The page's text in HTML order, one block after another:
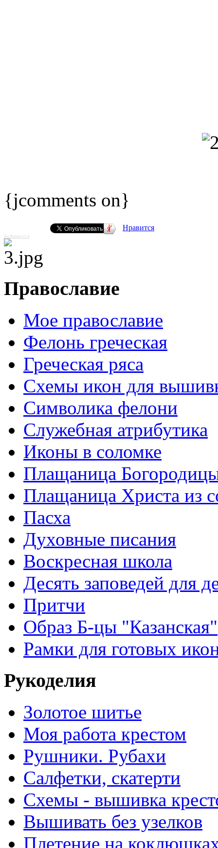
{jcomments on}
Нравится
SocButtons v1.4
Православие
Мое православие
Фелонь греческая
Греческая ряса
Схемы икон для
Символика фелони
Служебная атрибутика
Иконы в соломке
Плащаница
Плащаница Христа из
Пасха
Духовные писания
Воскресная школа
Десять заповедей для
Притчи
Образ Б-цы "Казанская"
Рамки для готовых
Рукоделия
Золотое шитье
Моя работа крестом
Рушники. Рубахи
Салфетки, скатерти
Схемы - вышивка
Вышивать без узелков
Плетение на